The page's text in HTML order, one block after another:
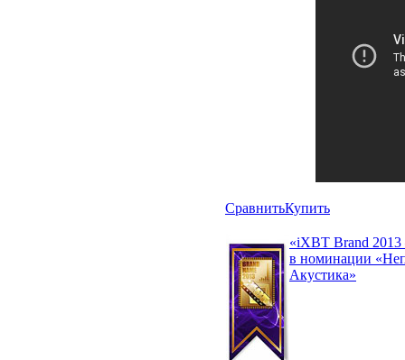
СравнитьКупить
«iXBT Brand 2013
в номинации
Акустика»